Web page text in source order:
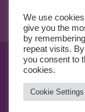
14
Satış Sözleşmesi
© 2024
We use
give you the
by
repeat visits.
you consent to
cookies.
Cookie Settings